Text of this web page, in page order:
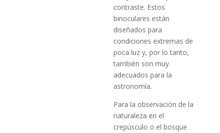
contraste. Estos
binoculares están
diseñados para
condiciones extremas de
poca luz y, por lo tanto,
también son muy
adecuados para la
astronomía.
Para la observación de la
naturaleza en el
crepúsculo o el bosque